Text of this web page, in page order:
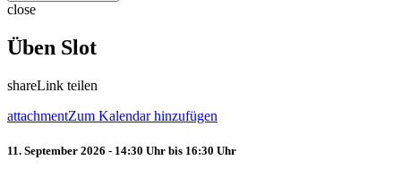
close
Üben Slot
shareLink teilen
attachmentZum Kalendar hinzufügen
11. September 2026 - 14:30 Uhr bis 16:30 Uhr